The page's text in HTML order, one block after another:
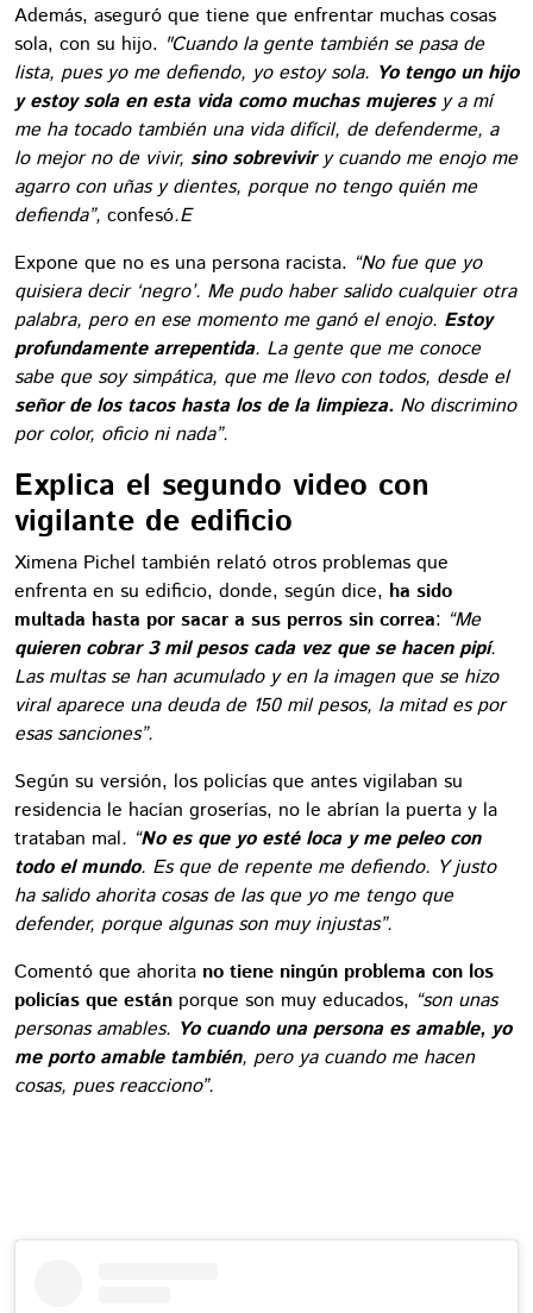
Además, aseguró que tiene que enfrentar muchas cosas
sola, con su hijo. "Cuando la gente también se pasa de
lista, pues yo me defiendo, yo estoy sola. Yo tengo un hijo
y estoy sola en esta vida como muchas mujeresy a mí
me ha tocado también una vida difícil, de defenderme, a
lo mejor no de vivir, sino sobreviviry cuando me enojo me
agarro con uñas y dientes, porque no tengo quién me
defienda”, confesó.E
Expone que no es una persona racista. “No fue que yo
quisiera decir ‘negro’. Me pudo haber salido cualquier otra
palabra, pero en ese momento me ganó el enojo. Estoy
profundamente arrepentida. La gente que me conoce
sabe que soy simpática, que me llevo con todos, desde el
señor de los tacos hasta los de la limpieza. No discrimino
por color, oficio ni nada”.
Explica el segundo video con
vigilante de edificio
Ximena Pichel también relató otros problemas que
enfrenta en su edificio, donde, según dice, ha sido
multada hasta por sacar a sus perros sin correa: “Me
quieren cobrar 3 mil pesos cada vez que se hacen pipí.
Las multas se han acumulado y en la imagen que se hizo
viral aparece una deuda de 150 mil pesos, la mitad es por
esas sanciones”.
Según su versión, los policías que antes vigilaban su
residencia le hacían groserías, no le abrían la puerta y la
trataban mal. “No es que yo esté loca y me peleo con
todo el mundo. Es que de repente me defiendo. Y justo
ha salido ahorita cosas de las que yo me tengo que
defender, porque algunas son muy injustas”.
Comentó que ahorita no tiene ningún problema con los
policías que están porque son muy educados, “son unas
personas amables. Yo cuando una persona es amable, yo
me porto amable también, pero ya cuando me hacen
cosas, pues reacciono”.